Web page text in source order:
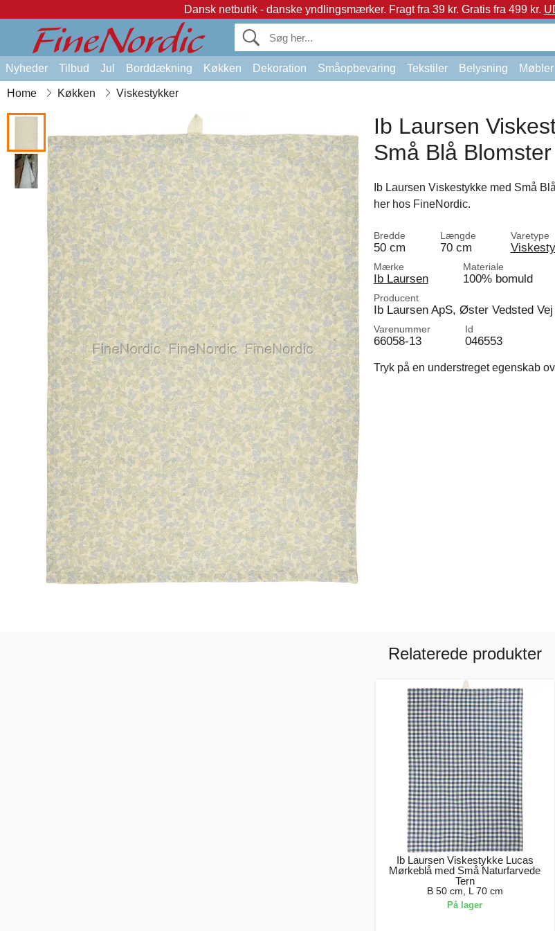
Dansk netbutik - danske yndlingsmærker. Fragt fra 39 kr. Gratis fra 499 kr.
Nyheder Tilbud Jul Borddækning Køkken Dekoration Småopbevaring Tekstiler Belysning Møbler
Home Køkken Viskestykker
Ib Laursen
Små Blå Blomster
Ib Laursen Viskestykke med Små
her hos FineNordic.
Bredde
50 cm
Længde
70 cm
Varetype
Mærke
Ib Laursen
Materiale
100% bomuld
Producent
Ib Laursen ApS, Øster Vedsted
Varenummer
66058-13
Id
046553
Tryk på en understreget egenskab
Relaterede produkter
Ib Laursen Viskestykke Lucas
Mørkeblå med Små Naturfarvede
Tern
B 50 cm, L 70 cm
På lager